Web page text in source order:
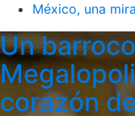
México, una
Un
corazón